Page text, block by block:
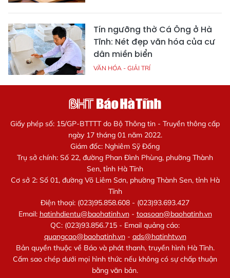
Tín ngưỡng thờ Cá Ông ở Hà
Tĩnh: Nét đẹp văn hóa của cư
dân miền biển
VĂN HÓA - GIẢI TRÍ
Giấy phép số: 15/GP-BTTTT do Bộ Thông tin - Truyền thông cấp
ngày 17 tháng 01 năm 2022.
Giám đốc: Nghiêm Sỹ Đống
Trụ sở chính: Số 22, đường Phan Đình Phùng, phường Thành
Sen, tỉnh Hà Tĩnh
Cơ sở 2: Số 01, đường Võ Liêm Sơn, phường Thành Sen, tỉnh Hà
Tĩnh
Điện thoại: (023)95.858.608 - (023)93.693.427
Email: hatinhdientu@baohatinh.vn- toasoan@baohatinh.vn
QC: (023)93.856.715 - Email quảng cáo:
quangcao@baohatinh.vn- ads@hatinhtv.vn
Bản quyền thuộc về Báo và phát thanh, truyền hình Hà Tĩnh.
Cấm sao chép dưới mọi hình thức nếu không có sự chấp thuận
bằng văn bản.